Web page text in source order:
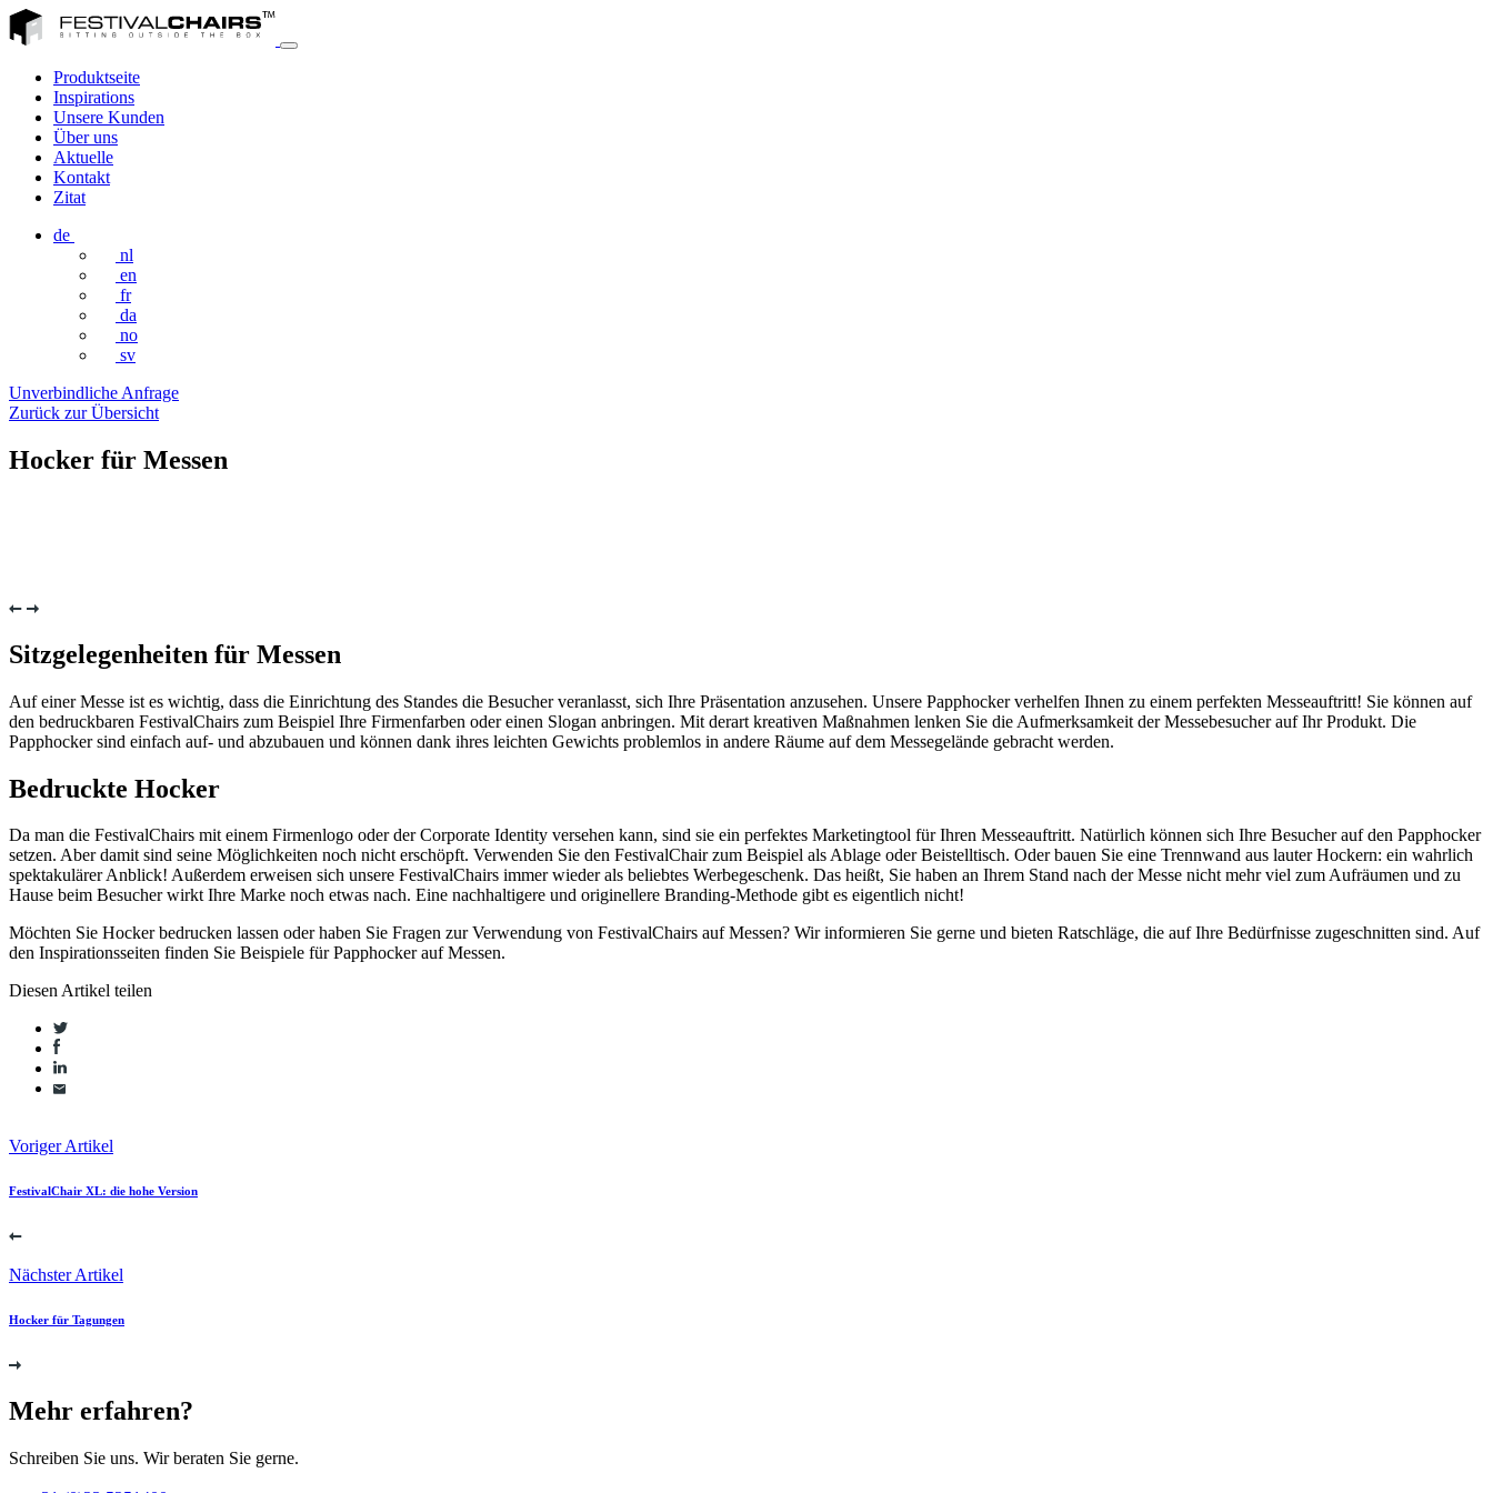
Produktseite
Inspirations
Unsere Kunden
Über uns
Aktuelle
Kontakt
Zitat
de
nl
en
fr
da
no
sv
Unverbindliche Anfrage
Zurück zur Übersicht
Hocker für Messen
Sitzgelegenheiten für Messen
Auf einer Messe ist es wichtig, dass die Einrichtung des Standes die Besucher veranlasst, sich Ihre Präsentation anzusehen. Unsere Papphocker verhelfen Ihnen zu einem perfekten Messeauftritt! Sie können auf
den bedruckbaren FestivalChairs zum Beispiel Ihre Firmenfarben oder einen Slogan anbringen. Mit derart kreativen Maßnahmen lenken Sie die Aufmerksamkeit der Messebesucher auf Ihr Produkt. Die
Papphocker sind einfach auf- und abzubauen und können dank ihres leichten Gewichts problemlos in andere Räume auf dem Messegelände gebracht werden.
Bedruckte Hocker
Da man die FestivalChairs mit einem Firmenlogo oder der Corporate Identity versehen kann, sind sie ein perfektes Marketingtool für Ihren Messeauftritt. Natürlich können sich Ihre Besucher auf den Papphocker
setzen. Aber damit sind seine Möglichkeiten noch nicht erschöpft. Verwenden Sie den FestivalChair zum Beispiel als Ablage oder Beistelltisch. Oder bauen Sie eine Trennwand aus lauter Hockern: ein wahrlich
spektakulärer Anblick! Außerdem erweisen sich unsere FestivalChairs immer wieder als beliebtes Werbegeschenk. Das heißt, Sie haben an Ihrem Stand nach der Messe nicht mehr viel zum Aufräumen und zu
Hause beim Besucher wirkt Ihre Marke noch etwas nach. Eine nachhaltigere und originellere Branding-Methode gibt es eigentlich nicht!
Möchten Sie Hocker bedrucken lassen oder haben Sie Fragen zur Verwendung von FestivalChairs auf Messen? Wir informieren Sie gerne und bieten Ratschläge, die auf Ihre Bedürfnisse zugeschnitten sind. Auf
den Inspirationsseiten finden Sie Beispiele für Papphocker auf Messen.
Diesen Artikel teilen
Voriger Artikel
FestivalChair XL: die hohe Version
Nächster Artikel
Hocker für Tagungen
Mehr erfahren?
Schreiben Sie uns. Wir beraten Sie gerne.